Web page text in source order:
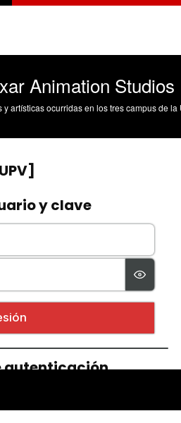
Animation Studios
artísticas ocurridas en los tres campus de la